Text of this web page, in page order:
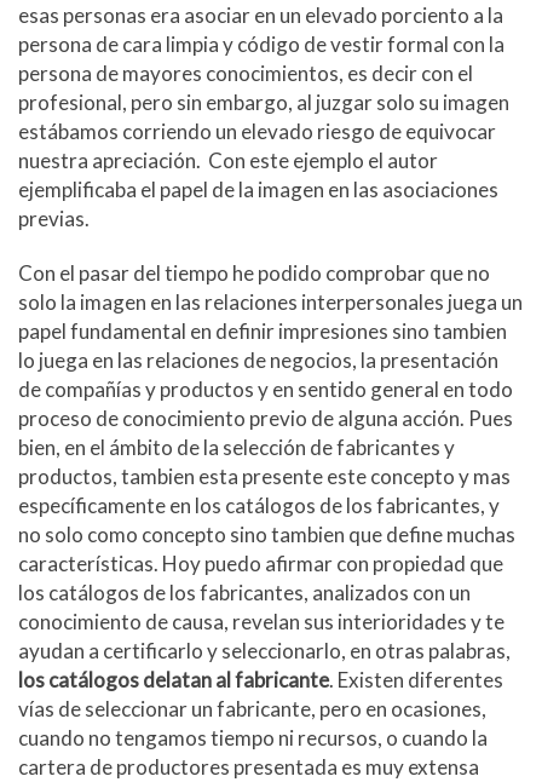
esas personas era asociar en un elevado porciento a la
persona de cara limpia y código de vestir formal con la
persona de mayores conocimientos, es decir con el
profesional, pero sin embargo, al juzgar solo su imagen
estábamos corriendo un elevado riesgo de equivocar
nuestra apreciación. Con este ejemplo el autor
ejemplificaba el papel de la imagen en las asociaciones
previas.
Con el pasar del tiempo he podido comprobar que no
solo la imagen en las relaciones interpersonales juega un
papel fundamental en definir impresiones sino tambien
lo juega en las relaciones de negocios, la presentación
de compañías y productos y en sentido general en todo
proceso de conocimiento previo de alguna acción. Pues
bien, en el ámbito de la selección de fabricantes y
productos, tambien esta presente este concepto y mas
específicamente en los catálogos de los fabricantes, y
no solo como concepto sino tambien que define muchas
características. Hoy puedo afirmar con propiedad que
los catálogos de los fabricantes, analizados con un
conocimiento de causa, revelan sus interioridades y te
ayudan a certificarlo y seleccionarlo, en otras palabras,
los catálogos delatan al fabricante. Existen diferentes
vías de seleccionar un fabricante, pero en ocasiones,
cuando no tengamos tiempo ni recursos, o cuando la
cartera de productores presentada es muy extensa